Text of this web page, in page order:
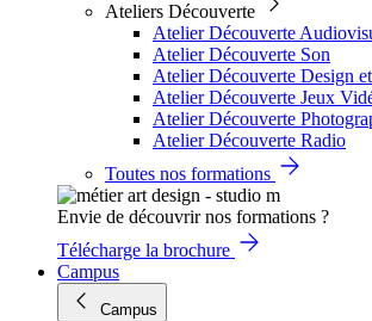
Ateliers Découverte
Atelier Découverte
Atelier Découverte Son
Atelier Découverte Design
Atelier Découverte Jeux
Atelier Découverte
Atelier Découverte Radio
Toutes nos formations
Envie de découvrir nos formations ?
Télécharge la brochure
Campus
Campus